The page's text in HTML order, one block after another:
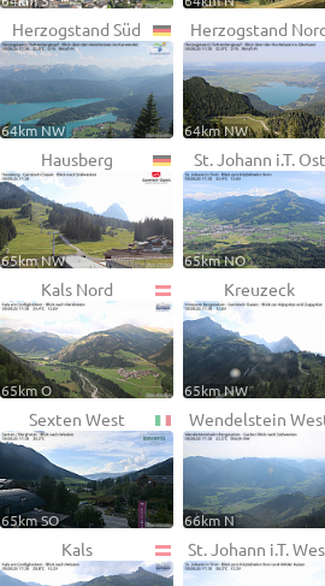
Herzogstand Süd
64km NW
Herzogstand
64km NW
Hausberg
65km NW
St. Johann i.T. Ost
65km NO
Kals Nord
65km O
Kreuzeck
65km NW
Sexten West
65km SO
Wendelstein
66km N
Kals St. Johann i.T.